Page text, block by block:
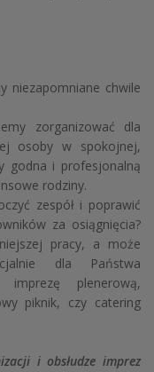
niezapomniane chwile
zorganizować dla
osoby w spokojnej,
godna i profesjonalną
rodziny.
zespół i poprawić
za osiągnięcia?
pracy, a może
dla Państwa
imprezę plenerową,
piknik, czy catering
i obsłudze imprez